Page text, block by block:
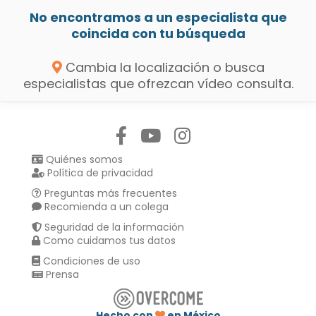
No encontramos a un especialista que
coincida con tu búsqueda
Cambia la localización o busca
especialistas que ofrezcan vídeo consulta.
Quiénes somos
Política de privacidad
Preguntas más frecuentes
Recomienda a un colega
Seguridad de la información
Como cuidamos tus datos
Condiciones de uso
Prensa